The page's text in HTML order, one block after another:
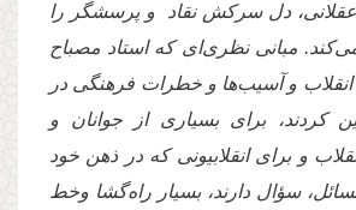
عقلانی، دل سرکش نقاد و پرسشگر را
مبانی نظری‌ای که استاد مصباح
انقلاب و آسیب‌ها و خطرات فرهنگی در
کردند، برای بسیاری از جوانان و
و برای انقلابیونی که در ذهن خود
سؤال دارند، بسیار راه‌گشا وخط